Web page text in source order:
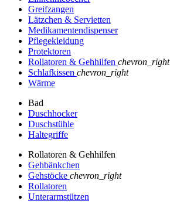
Greifzangen
Lätzchen & Servietten
Medikamentendispenser
Pflegekleidung
Protektoren
Rollatoren & Gehhilfen chevron_right
Schlafkissen chevron_right
Wärme
Bad
Duschhocker
Duschstühle
Haltegriffe
Rollatoren & Gehhilfen
Gehbänkchen
Gehstöcke chevron_right
Rollatoren
Unterarmstützen